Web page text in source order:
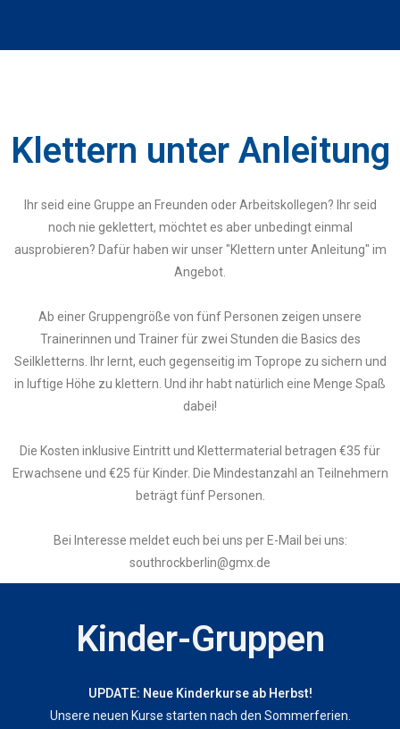
Klettern unter Anleitung
Ihr seid eine Gruppe an Freunden oder Arbeitskollegen? Ihr seid
noch nie geklettert, möchtet es aber unbedingt einmal
ausprobieren? Dafür haben wir unser "Klettern unter Anleitung" im
Angebot.
Ab einer Gruppengröße von fünf Personen zeigen unsere
Trainerinnen und Trainer für zwei Stunden die Basics des
Seilkletterns. Ihr lernt, euch gegenseitig im Toprope zu sichern und
in luftige Höhe zu klettern. Und ihr habt natürlich eine Menge Spaß
dabei!
Die Kosten inklusive Eintritt und Klettermaterial betragen €35 für
Erwachsene und €25 für Kinder. Die Mindestanzahl an Teilnehmern
beträgt fünf Personen.
Bei Interesse meldet euch bei uns per E-Mail bei uns:
southrockberlin@gmx.de
Kinder-Gruppen
UPDATE: Neue Kinderkurse ab Herbst!
Unsere neuen Kurse starten nach den Sommerferien.